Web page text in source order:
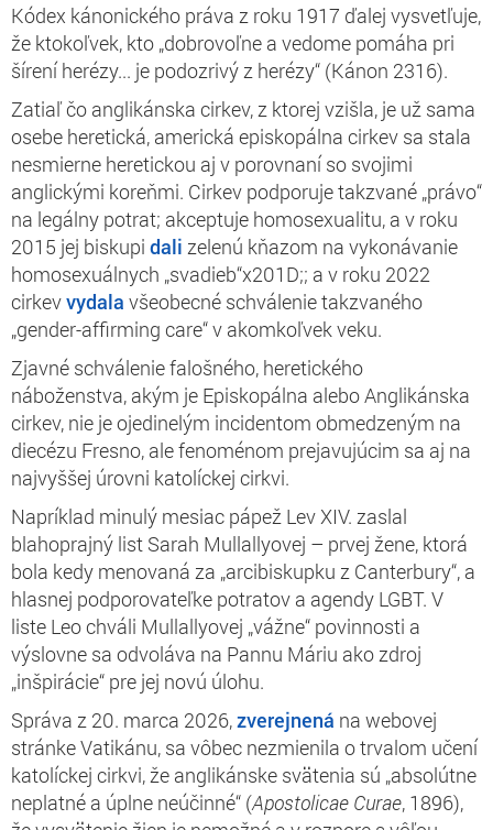
Kódex kánonického práva z roku 1917 ďalej vysvetľuje,
že ktokoľvek, kto „dobrovoľne a vedome pomáha pri
šírení herézy... je podozrivý z herézy“ (Kánon 2316).
Zatiaľ čo anglikánska cirkev, z ktorej vzišla, je už sama
osebe heretická, americká episkopálna cirkev sa stala
nesmierne heretickou aj v porovnaní so svojimi
anglickými koreňmi. Cirkev podporuje takzvané „právo“
na legálny potrat; akceptuje homosexualitu, a v roku
2015 jej biskupi dali zelenú kňazom na vykonávanie
homosexuálnych „svadieb“x201D;; a v roku 2022
cirkev​​vydala všeobecné schválenie takzvaného
„gender-affirming care“ v akomkoľvek veku.
Zjavné schválenie falošného, heretického
náboženstva, akým je Episkopálna alebo Anglikánska
cirkev, nie je ojedinelým incidentom obmedzeným na
diecézu Fresno, ale fenoménom prejavujúcim sa aj na
najvyššej úrovni katolíckej cirkvi.
Napríklad minulý mesiac pápež Lev XIV. zaslal
blahoprajný list Sarah Mullallyovej – prvej žene, ktorá
bola kedy menovaná za „arcibiskupku z Canterbury“, a
hlasnej podporovateľke potratov a agendy LGBT. V
liste Leo chváli Mullallyovej „vážne“ povinnosti a
výslovne sa odvoláva na Pannu Máriu ako zdroj
„inšpirácie“ pre jej novú úlohu.
Správa z 20. marca 2026,zverejnená na webovej
stránke Vatikánu, sa vôbec nezmienila o trvalom učení
katolíckej cirkvi, že anglikánske svätenia sú „absolútne
neplatné a úplne neúčinné“ (Apostolicae Curae, 1896),